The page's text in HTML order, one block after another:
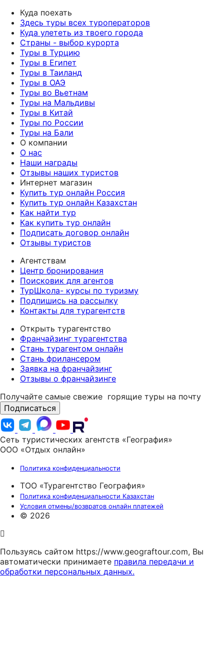
Куда поехать
Здесь туры всех туроператоров
Куда улететь из твоего города
Страны - выбор курорта
Туры в Турцию
Туры в Египет
Туры в Таиланд
Туры в ОАЭ
Туры во Вьетнам
Туры на Мальдивы
Туры в Китай
Туры по России
Туры на Бали
О компании
О нас
Наши награды
Отзывы наших туристов
Интернет магазин
Купить тур онлайн Россия
Купить тур онлайн Казахстан
Как найти тур
Как купить тур онлайн
Подписать договор онлайн
Отзывы туристов
Агентствам
Центр бронирования
Поисковик для агентов
ТурШкола- курсы по туризму
Подпишись на рассылку
Контакты для турагентств
Открыть турагентство
Франчайзинг турагентства
Стань турагентом онлайн
Стань фрилансером
Заявка на франчайзинг
Отзывы о франчайзинге
Получайте самые свежие горящие туры на почту
Подписаться
Сеть туристических агентств «География»
ООО «Отдых онлайн»
Политика конфиденциальности
ТОО «Турагентство География»
Политика конфиденциальности Казахстан
Условия отмены/возвратов онлайн платежей
© 2026
Пользуясь сайтом https://www.geograftour.com, Вы
автоматически принимаете правила передачи и
обработки персональных данных.